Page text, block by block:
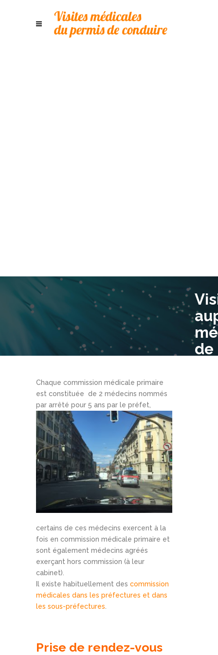
de
Chaque commission médicale primaire
est constituée de 2 médecins nommés
par arrêté pour 5 ans par le préfet,
certains de ces médecins exercent à la
fois en commission médicale primaire et
sont également médecins agréés
exerçant hors commission (à leur
cabinet).
Il existe habituellement des commission
médicales dans les préfectures et dans
les sous-préfectures.
Prise de rendez-vous